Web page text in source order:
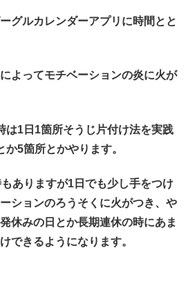
グルカレンダーアプリに時間とと
よってモチベーションの炎に火が
は1日1箇所そうじ片付け法を実践
5箇所とかやります。
ありますが1日でも少し手をつけ
ションのろうそくに火がつき、や
休みの日とか長期連休の時にあま
できるようになります。